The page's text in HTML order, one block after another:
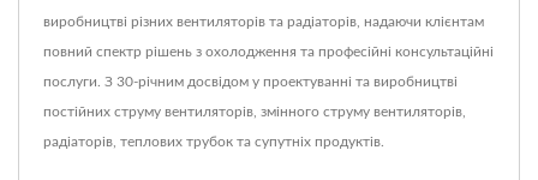
виробництві різних вентиляторів та радіаторів, надаючи клієнтам
повний спектр рішень з охолодження та професійні консультаційні
послуги. З 30-річним досвідом у проектуванні та виробництві
постійних струму вентиляторів, змінного струму вентиляторів,
радіаторів, теплових трубок та супутніх продуктів.